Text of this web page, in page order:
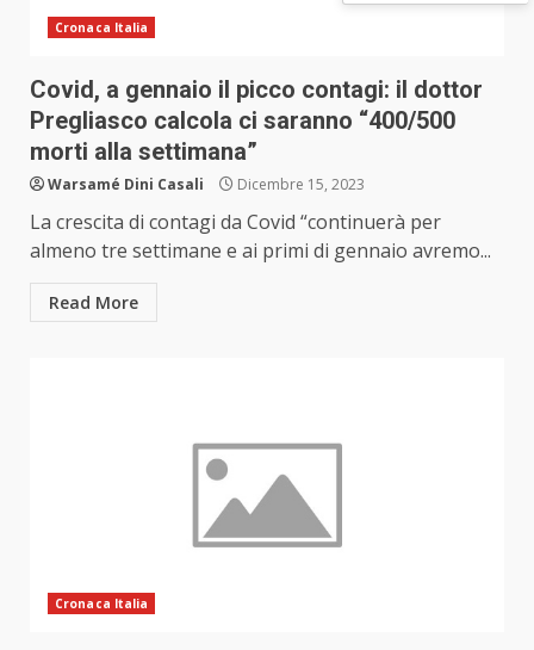
Cronaca Italia
Covid, a gennaio il picco contagi: il dottor
Pregliasco calcola ci saranno “400/500
morti alla settimana”
Warsamé Dini Casali Dicembre 15, 2023
La crescita di contagi da Covid “continuerà per
almeno tre settimane e ai primi di gennaio avremo...
Read More
Cronaca Italia